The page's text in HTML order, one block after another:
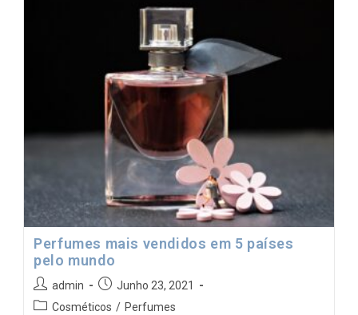
Perfumes mais vendidos em 5 países
pelo mundo
admin
Junho 23, 2021
Cosméticos / Perfumes